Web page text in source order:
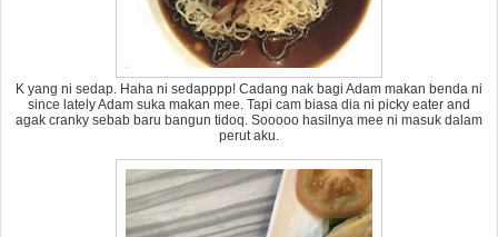
K yang ni sedap. Haha ni sedapppp! Cadang nak bagi Adam makan benda ni
since lately Adam suka makan mee. Tapi cam biasa dia ni picky eater and
agak cranky sebab baru bangun tidoq. Sooooo hasilnya mee ni masuk dalam
perut aku.